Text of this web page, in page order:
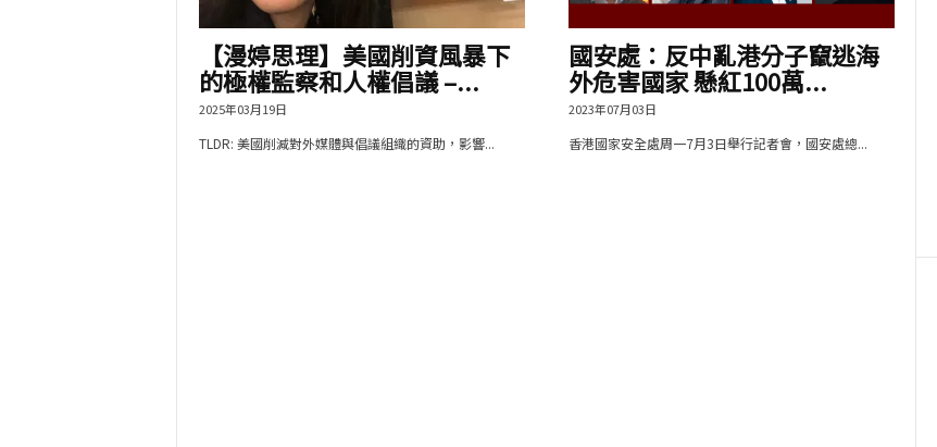
【漫婷思理】美國削資風暴下
的極權監察和人權倡議 –...
2025年03月19日
TLDR: 美國削減對外媒體與倡議組織的資助，影響...
國安處：反中亂港分子竄逃海
外危害國家 懸紅100萬...
2023年07月03日
香港國家安全處周一7月3日舉行記者會，國安處總...